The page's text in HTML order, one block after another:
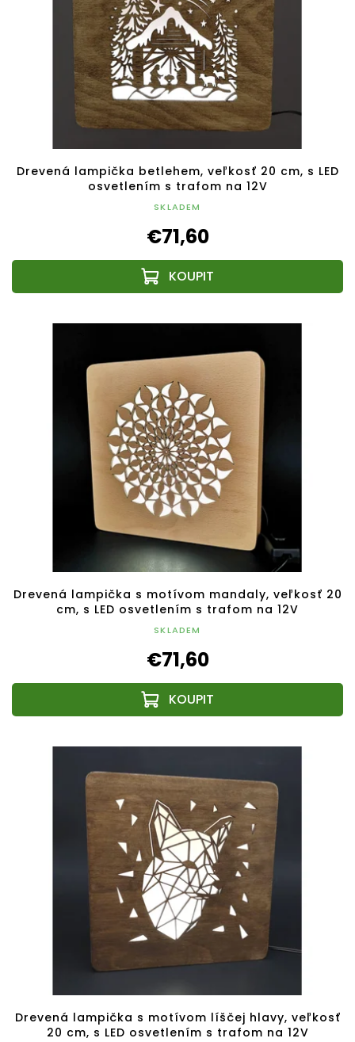
Drevená lampička betlehem, veľkosť 20 cm, s LED
osvetlením s trafom na 12V
SKLADEM
€71,60
Drevená lampička s motívom mandaly, veľkosť 20
cm, s LED osvetlením s trafom na 12V
SKLADEM
€71,60
Drevená lampička s motívom líščej hlavy, veľkosť
20 cm, s LED osvetlením s trafom na 12V